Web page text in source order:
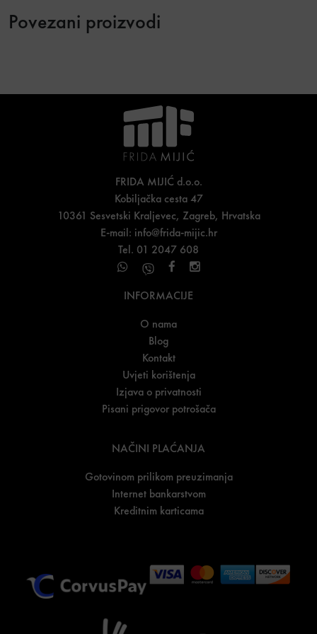
Povezani proizvodi
FRIDA MIJIĆ d.o.o.
Kobiljačka cesta 47
10361 Sesvetski Kraljevec, Zagreb, Hrvatska
E-mail: info@frida-mijic.hr
Tel. 01 2047 608
INFORMACIJE
O nama
Blog
Kontakt
Uvjeti korištenja
Izjava o privatnosti
Pisani prigovor potrošača
NAČINI PLAĆANJA
Gotovinom prilikom preuzimanja
Internet bankarstvom
Kreditnim karticama